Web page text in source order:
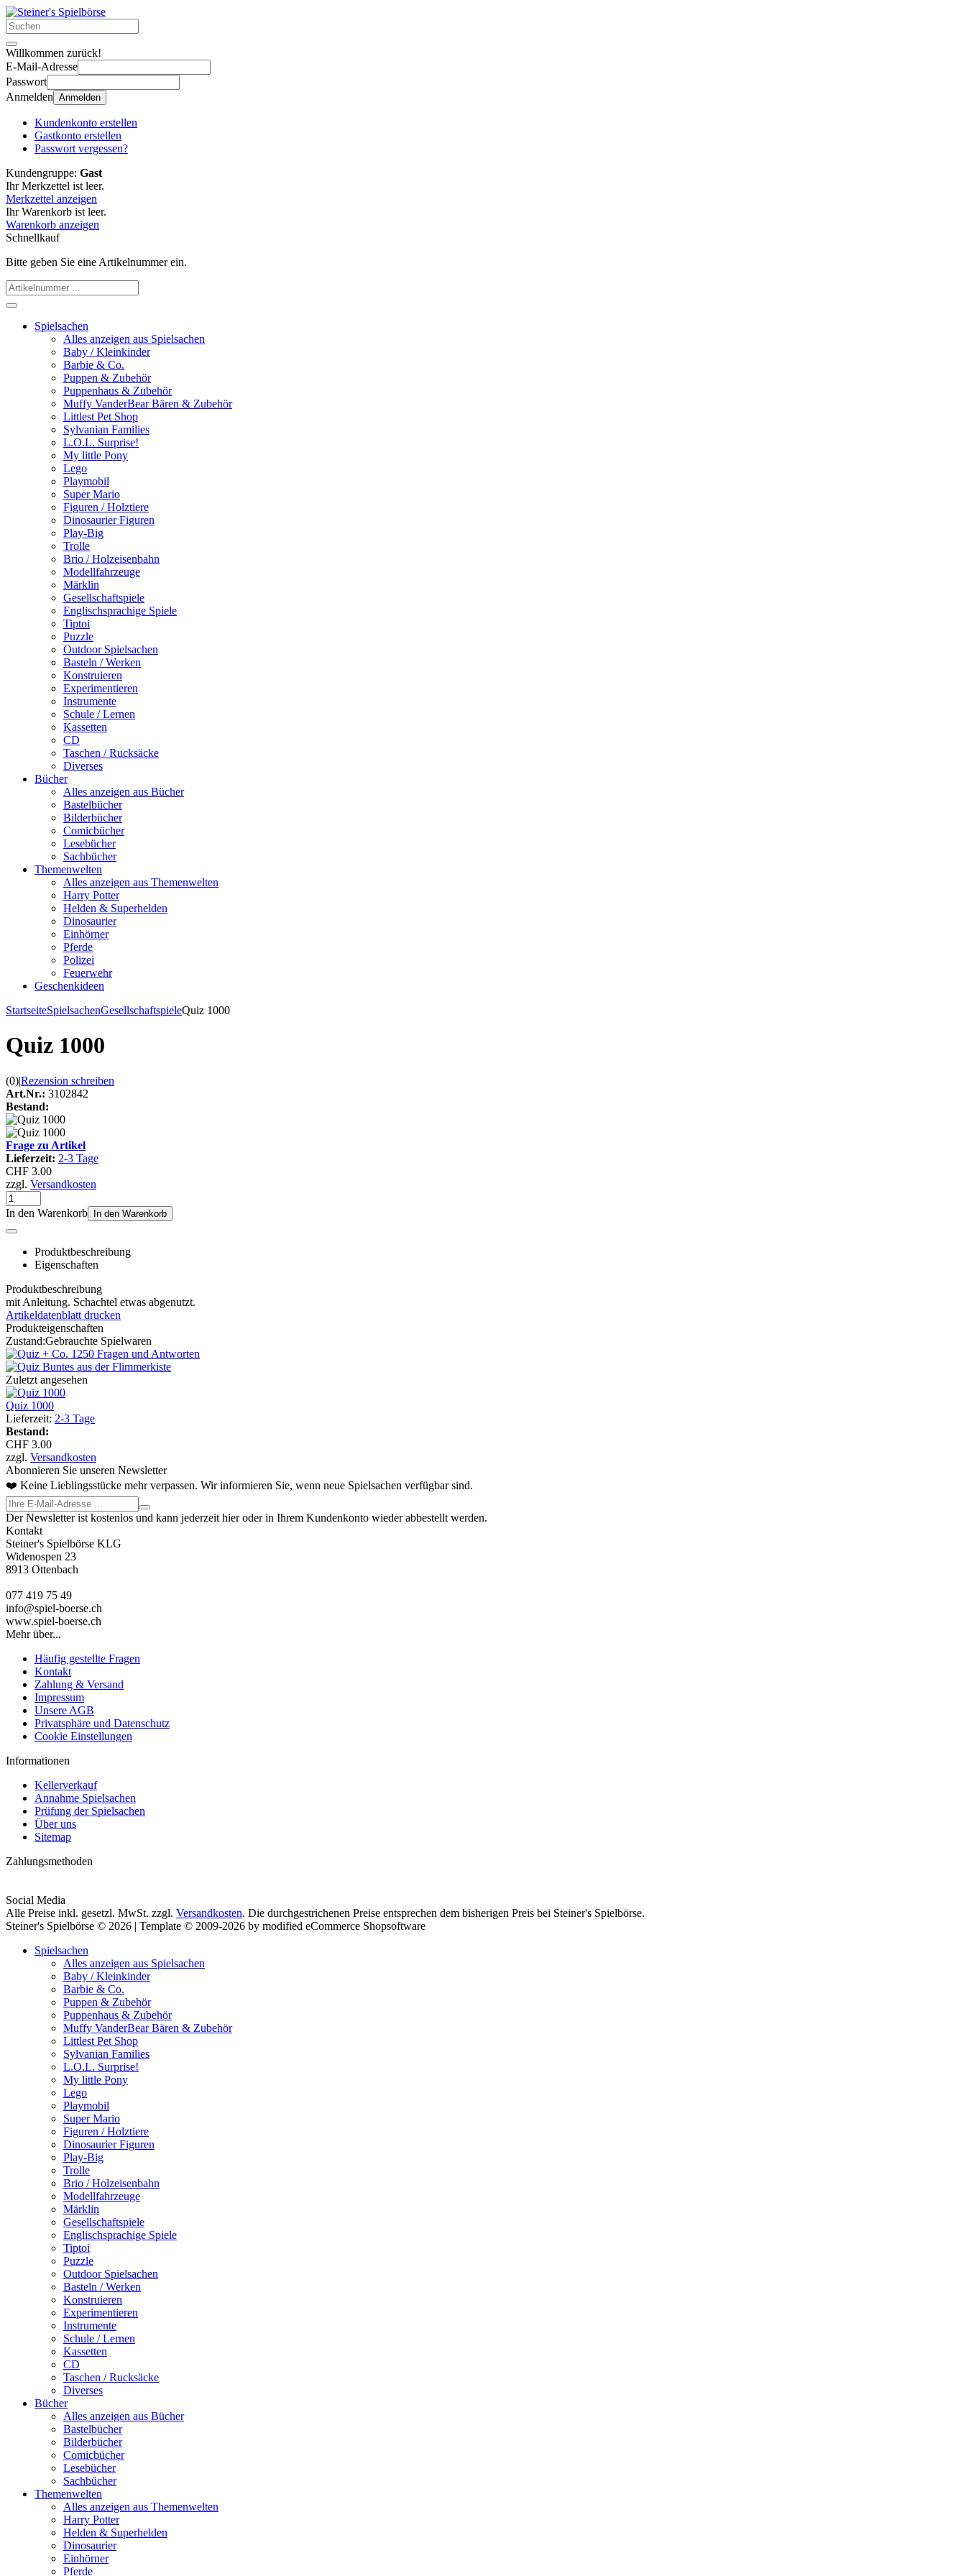
Willkommen zurück!
E-Mail-Adresse
Passwort
Anmelden Anmelden
Kundenkonto erstellen
Gastkonto erstellen
Passwort vergessen?
Kundengruppe: Gast
Ihr Merkzettel ist leer.
Merkzettel anzeigen
Ihr Warenkorb ist leer.
Warenkorb anzeigen
Schnellkauf
Bitte geben Sie eine Artikelnummer ein.
Spielsachen
Alles anzeigen aus Spielsachen
Baby / Kleinkinder
Barbie & Co.
Puppen & Zubehör
Puppenhaus & Zubehör
Muffy VanderBear Bären & Zubehör
Littlest Pet Shop
Sylvanian Families
L.O.L. Surprise!
My little Pony
Lego
Playmobil
Super Mario
Figuren / Holztiere
Dinosaurier Figuren
Play-Big
Trolle
Brio / Holzeisenbahn
Modellfahrzeuge
Märklin
Gesellschaftspiele
Englischsprachige Spiele
Tiptoi
Puzzle
Outdoor Spielsachen
Basteln / Werken
Konstruieren
Experimentieren
Instrumente
Schule / Lernen
Kassetten
CD
Taschen / Rucksäcke
Diverses
Bücher
Alles anzeigen aus Bücher
Bastelbücher
Bilderbücher
Comicbücher
Lesebücher
Sachbücher
Themenwelten
Alles anzeigen aus Themenwelten
Harry Potter
Helden & Superhelden
Dinosaurier
Einhörner
Pferde
Polizei
Feuerwehr
Geschenkideen
StartseiteSpielsachenGesellschaftspieleQuiz 1000
Quiz 1000
(0)|Rezension schreiben
Art.Nr.: 3102842
Bestand:
Frage zu Artikel
Lieferzeit: 2-3 Tage
CHF 3.00
zzgl. Versandkosten
In den Warenkorb In den Warenkorb
Produktbeschreibung
Eigenschaften
Produktbeschreibung
mit Anleitung. Schachtel etwas abgenutzt.
Artikeldatenblatt drucken
Produkteigenschaften
Zustand:Gebrauchte Spielwaren
Zuletzt angesehen
Quiz 1000
Lieferzeit: 2-3 Tage
Bestand:
CHF 3.00
zzgl. Versandkosten
Abonnieren Sie unseren Newsletter
❤️ Keine Lieblingsstücke mehr verpassen. Wir informieren Sie, wenn neue Spielsachen verfügbar sind.
Der Newsletter ist kostenlos und kann jederzeit hier oder in Ihrem Kundenkonto wieder abbestellt werden.
Kontakt
Steiner's Spielbörse KLG
Widenospen 23
8913 Ottenbach
077 419 75 49
info@spiel-boerse.ch
www.spiel-boerse.ch
Mehr über...
Häufig gestellte Fragen
Kontakt
Zahlung & Versand
Impressum
Unsere AGB
Privatsphäre und Datenschutz
Cookie Einstellungen
Informationen
Kellerverkauf
Annahme Spielsachen
Prüfung der Spielsachen
Über uns
Sitemap
Zahlungsmethoden
Social Media
Alle Preise inkl. gesetzl. MwSt. zzgl. Versandkosten. Die durchgestrichenen Preise entsprechen dem bisherigen Preis bei Steiner's Spielbörse.
Steiner's Spielbörse © 2026 | Template © 2009-2026 by modified eCommerce Shopsoftware
Spielsachen
Alles anzeigen aus Spielsachen
Baby / Kleinkinder
Barbie & Co.
Puppen & Zubehör
Puppenhaus & Zubehör
Muffy VanderBear Bären & Zubehör
Littlest Pet Shop
Sylvanian Families
L.O.L. Surprise!
My little Pony
Lego
Playmobil
Super Mario
Figuren / Holztiere
Dinosaurier Figuren
Play-Big
Trolle
Brio / Holzeisenbahn
Modellfahrzeuge
Märklin
Gesellschaftspiele
Englischsprachige Spiele
Tiptoi
Puzzle
Outdoor Spielsachen
Basteln / Werken
Konstruieren
Experimentieren
Instrumente
Schule / Lernen
Kassetten
CD
Taschen / Rucksäcke
Diverses
Bücher
Alles anzeigen aus Bücher
Bastelbücher
Bilderbücher
Comicbücher
Lesebücher
Sachbücher
Themenwelten
Alles anzeigen aus Themenwelten
Harry Potter
Helden & Superhelden
Dinosaurier
Einhörner
Pferde